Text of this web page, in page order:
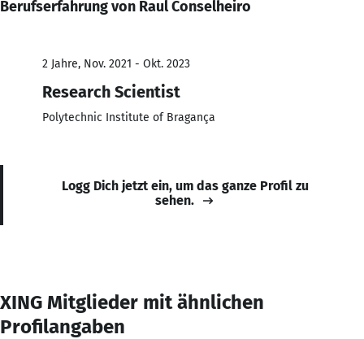
Berufserfahrung von Raul Conselheiro
2 Jahre, Nov. 2021 - Okt. 2023
Research Scientist
Polytechnic Institute of Bragança
Logg Dich jetzt ein, um das ganze Profil zu
sehen.
XING Mitglieder mit ähnlichen
Profilangaben